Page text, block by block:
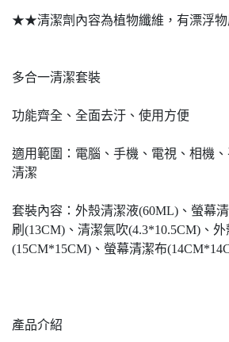
★★清潔劑內容為植物纖維，有漂浮
多合一清潔套裝
功能齊全、全面去汙、使用方便
適用範圍：電腦、手機、電視、相機
清潔
套裝內容：外殼清潔液(60ML)、螢幕
刷(13CM)、清潔氣吹(4.3*10.5CM)、
(15CM*15CM)、螢幕清潔布
產品介紹